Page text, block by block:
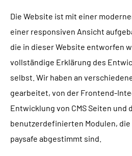
Die Website ist mit einer
einer responsiven Ansicht
die in dieser Website entworfen
vollständige Erklärung des
selbst. Wir haben an
gearbeitet, von der Frontend-
Entwicklung von CMS Seiten und
benutzerdefinierten Modulen,
paysafe abgestimmt sind.